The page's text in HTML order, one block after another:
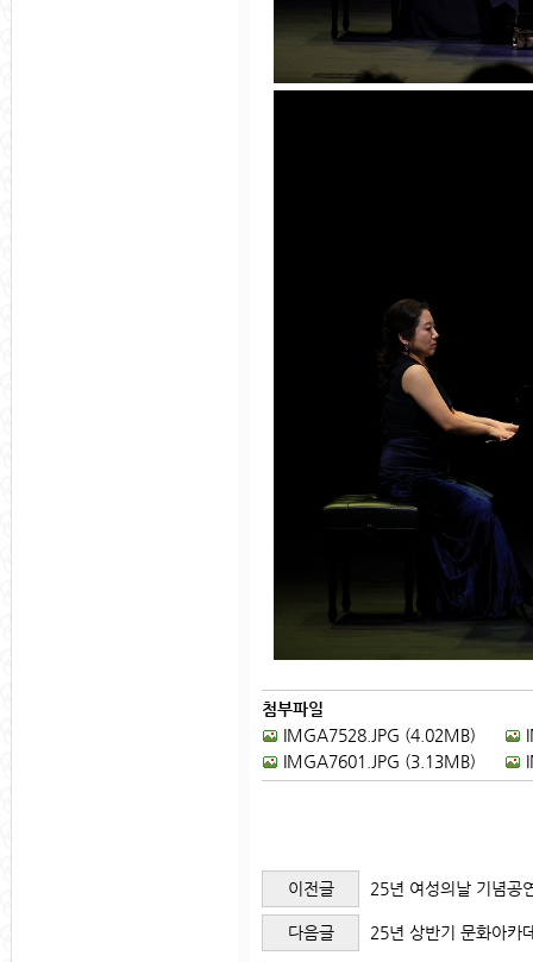
첨부파일
IMGA7528.JPG (4.02MB)
IMGA7601.JPG (3.13MB)
이전글 25년 여성의날 기념공
다음글 25년 상반기 문화아카